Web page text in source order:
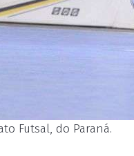
Futsal, do Paraná.